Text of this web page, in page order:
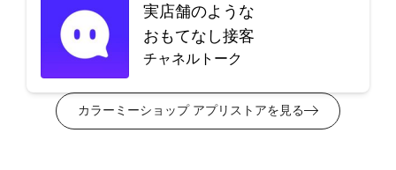
実店舗のような
おもてなし接客
チャネルトーク
カラーミーショップ アプリストアを見る